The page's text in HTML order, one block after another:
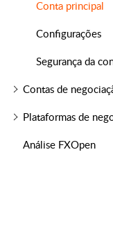
Conta principal
Configurações
Segurança da
Contas de
Plataformas de
Análise FXOpen